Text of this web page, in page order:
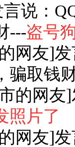
言说：
---盗号
网友]
骗取钱
的网友
照片了
网友]